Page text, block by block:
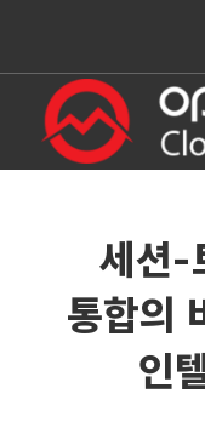
세션-
통합의
인